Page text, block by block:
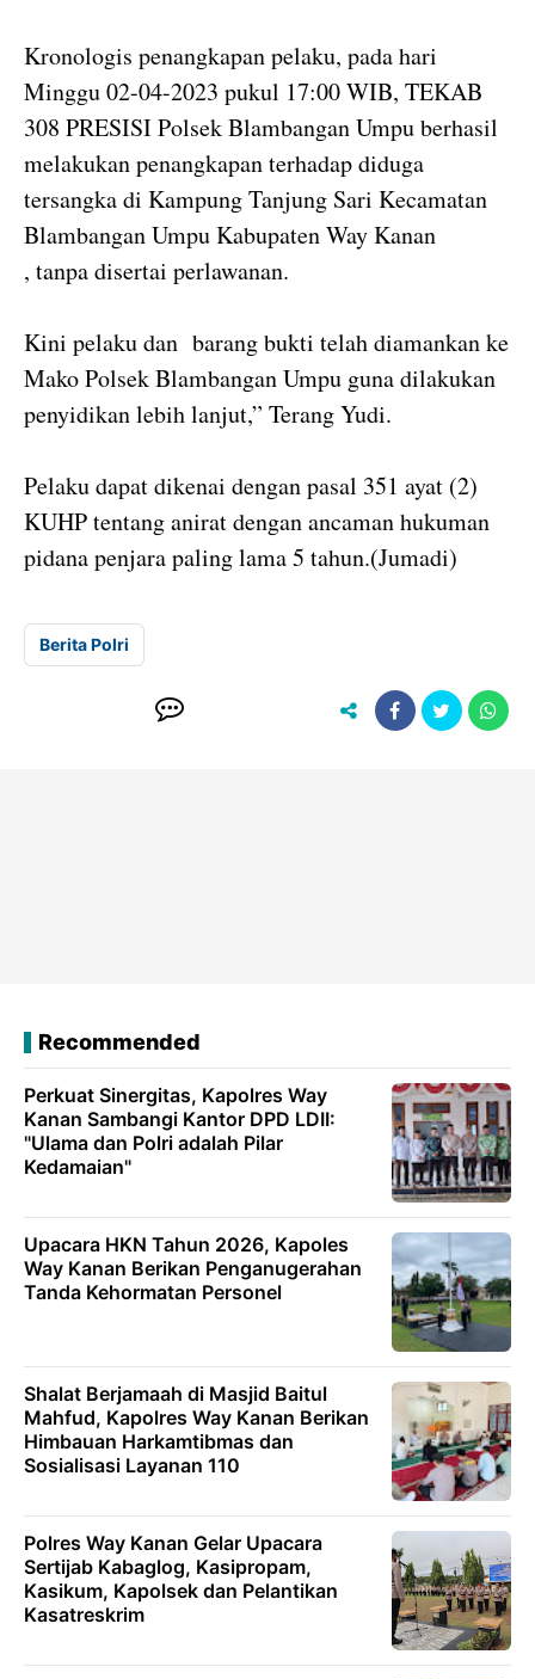
Kronologis penangkapan pelaku, pada hari
Minggu 02-04-2023 pukul 17:00 WIB, TEKAB
308 PRESISI Polsek Blambangan Umpu berhasil
melakukan penangkapan terhadap diduga
tersangka di Kampung Tanjung Sari Kecamatan
Blambangan Umpu Kabupaten Way Kanan
, tanpa disertai perlawanan.
Kini pelaku dan barang bukti telah diamankan ke
Mako Polsek Blambangan Umpu guna dilakukan
penyidikan lebih lanjut,” Terang Yudi.
Pelaku dapat dikenai dengan pasal 351 ayat (2)
KUHP tentang anirat dengan ancaman hukuman
pidana penjara paling lama 5 tahun.(Jumadi)
Berita Polri
Recommended
Perkuat Sinergitas, Kapolres Way
Kanan Sambangi Kantor DPD LDII:
"Ulama dan Polri adalah Pilar
Kedamaian"
Upacara HKN Tahun 2026, Kapoles
Way Kanan Berikan Penganugerahan
Tanda Kehormatan Personel
Shalat Berjamaah di Masjid Baitul
Mahfud, Kapolres Way Kanan Berikan
Himbauan Harkamtibmas dan
Sosialisasi Layanan 110
Polres Way Kanan Gelar Upacara
Sertijab Kabaglog, Kasipropam,
Kasikum, Kapolsek dan Pelantikan
Kasatreskrim